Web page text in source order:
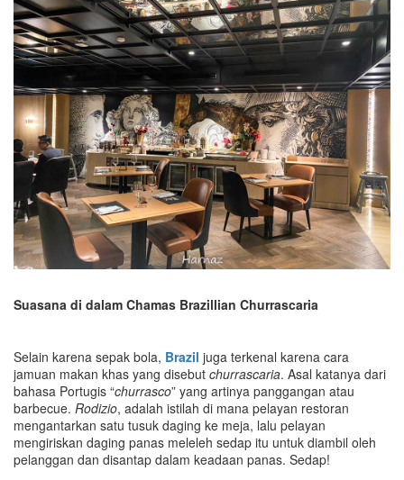
Suasana di dalam Chamas Brazillian Churrascaria
Selain karena sepak bola, Brazil juga terkenal karena cara
jamuan makan khas yang disebut churrascaria. Asal katanya dari
bahasa Portugis “churrasco” yang artinya panggangan atau
barbecue. Rodizio, adalah istilah di mana pelayan restoran
mengantarkan satu tusuk daging ke meja, lalu pelayan
mengiriskan daging panas meleleh sedap itu untuk diambil oleh
pelanggan dan disantap dalam keadaan panas. Sedap!